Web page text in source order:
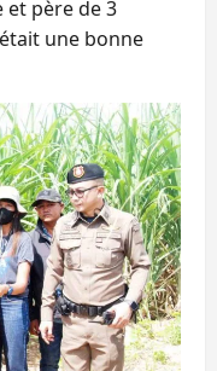
et père de 3
une bonne